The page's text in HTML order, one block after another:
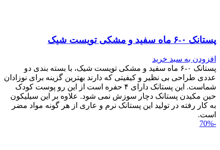
پستانک ۰-۶ ماه سفید و مشکی تویست شیک
افزودن به سبد خرید
پستانک ۰-۶ ماه سفید و مشکی تویست شیک، با بسته بندی دو
عددی طراحی بی نظیر و کیفیتی که دارند بهترین گزینه برای نوزادان
شماست. این پستانک دارای ۴ حفره است از این رو پوست کودک
حین مکیدن پستانک دچار سوزش نمی شود. علاوه بر این سیلیکون
به کار رفته در تولید این پستانک نرم و عاری از هر گونه مواد مضر
است.
-70%